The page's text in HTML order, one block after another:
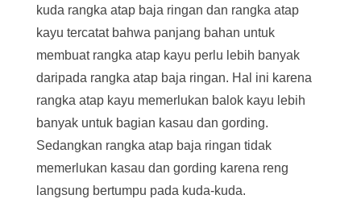
kuda rangka atap baja ringan dan rangka atap
kayu tercatat bahwa panjang bahan untuk
membuat rangka atap kayu perlu lebih banyak
daripada rangka atap baja ringan. Hal ini karena
rangka atap kayu memerlukan balok kayu lebih
banyak untuk bagian kasau dan gording.
Sedangkan rangka atap baja ringan tidak
memerlukan kasau dan gording karena reng
langsung bertumpu pada kuda-kuda.